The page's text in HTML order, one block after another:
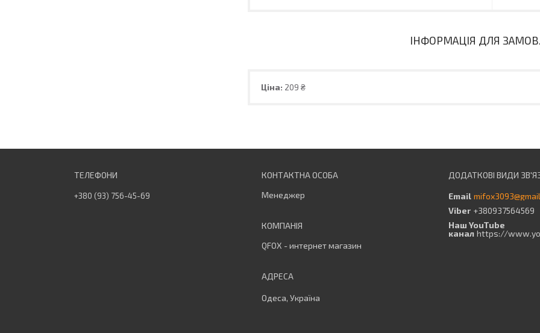
ІНФОРМАЦІЯ ДЛЯ
Ціна: 209 ₴
+380 (93) 756-45-69 Менеджер
QFOX - интернет магазин
Одеса, Україна
+380937564569
Наш YouTube
канал https://